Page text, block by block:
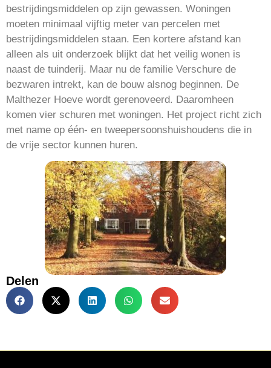
bestrijdingsmiddelen op zijn gewassen. Woningen
moeten minimaal vijftig meter van percelen met
bestrijdingsmiddelen staan. Een kortere afstand kan
alleen als uit onderzoek blijkt dat het veilig wonen is
naast de tuinderij. Maar nu de familie Verschure de
bezwaren intrekt, kan de bouw alsnog beginnen. De
Malthezer Hoeve wordt gerenoveerd. Daaromheen
komen vier schuren met woningen. Het project richt zich
met name op één- en tweepersoonshuishoudens die in
de vrije sector kunnen huren.
Delen